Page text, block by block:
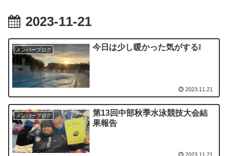
2023-11-21
メンバーブログ 今日は少し暖かった気がする❕
2023.11.21
メンバーブログ
第13回中部秋季水泳競技大会結
果報告
2023.11.21